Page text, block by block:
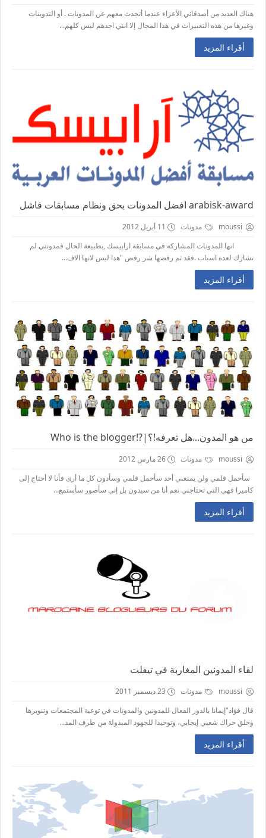
هناك العديد من أصدقائي الأعزاء عندما أتحدث معهم عن المدونات . أو التدوينات
وغيرها من هذه التعبيرات في هذا المجال إلا انني اجدهم ليس كلهم...
أقراء المزيد
arabisk-award افضل المدونات بحق ونظام مسابقات فاشل
moussi مدونات
11 أبريل 2012
انها المدونات المشاركة في مسابقة ارابيسك ,بطبيعة الحال فمدونتي لم
تشارك لعدة اسباب .فقد ثم رفضها شر رفض "هدا ليس لانها الاف...
أقراء المزيد
من هو المدون...هل تعرفه!؟|?!Who is the blogger
moussi مدونات
26 مارس 2012
سأحمل قلمي ولن يمنعني أحد سأحمل قلمي وسأدون كل ما أرى فأنا لا أحتاج إلى
كاميرا فهي التي تحتاجني نعم أنا من سيدون بل إني سأصور سأستمع...
أقراء المزيد
لقاء المدونين المغاربة في تيفلت
moussi مدونات
23 ديسمبر 2011
قال فؤاد"إيمانا بالدور الفعال للمدونين والمدونات في توعية المجتمعات وتنويرها
وخلق حراك شعبي إيجابي، وتوحيدا للجهود المبذولة من طرف المد...
أقراء المزيد